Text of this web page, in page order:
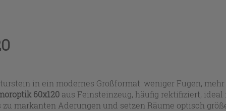
in ein modernes Großformat: weniger Fugen,
60x120 aus Feinsteinzeug, häufig rektifiziert,
markanten Aderungen und setzen Räume optisch